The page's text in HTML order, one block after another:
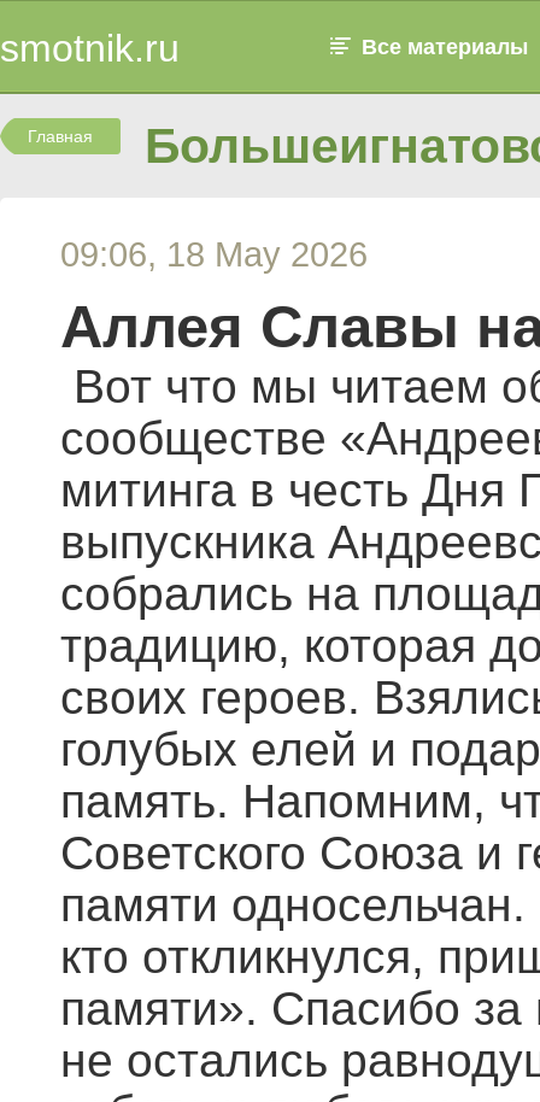
smotnik.ru Все материалы
Главная
09:06, 18 May 2026
Аллея Славы
Вот что мы читаем
сообществе
митинга в честь
выпускника
собрались на
традицию, которая
своих героев.
голубых елей и
память. Напомним,
Советского Союза и
памяти
кто откликнулся,
памяти». Спасибо
не остались